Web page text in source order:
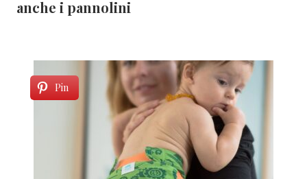
anche i pannolini
Pin